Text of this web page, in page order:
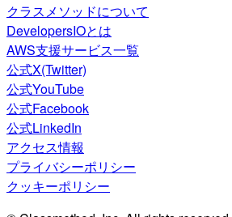
クラスメソッドについて
DevelopersIOとは
AWS支援サービス一覧
公式X(Twitter)
公式YouTube
公式Facebook
公式LinkedIn
アクセス情報
プライバシーポリシー
クッキーポリシー